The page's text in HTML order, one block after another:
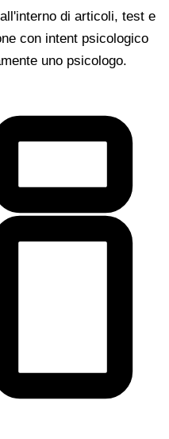
di articoli, test e
con intent psicologico
uno psicologo.